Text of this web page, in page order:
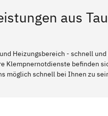
aus
Heizungsbereich - schnell
Klempnernotdienste befinden
möglich schnell bei Ihnen zu